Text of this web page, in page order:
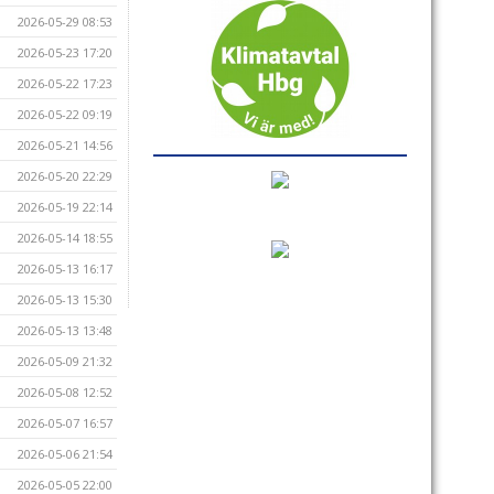
2026-05-29 08:53
2026-05-23 17:20
2026-05-22 17:23
2026-05-22 09:19
2026-05-21 14:56
2026-05-20 22:29
2026-05-19 22:14
2026-05-14 18:55
2026-05-13 16:17
2026-05-13 15:30
2026-05-13 13:48
2026-05-09 21:32
2026-05-08 12:52
2026-05-07 16:57
2026-05-06 21:54
2026-05-05 22:00